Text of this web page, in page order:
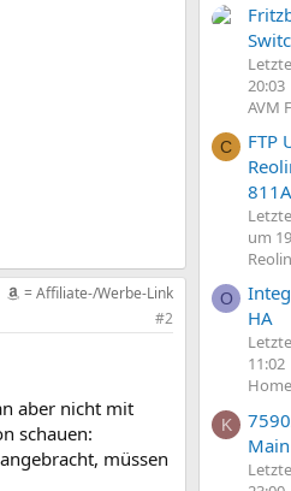
= Affiliate-/Werbe-Link
#2
aber nicht mit
schauen:
müssen
20:03
AVM
C
FTP
811A
um
O
HA
11:02
K